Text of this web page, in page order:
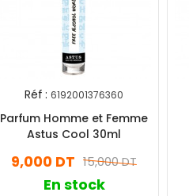
Réf : 6192001376360
Parfum Homme et Femme
Astus Cool 30ml
15,000 DT
9,000 DT
En stock